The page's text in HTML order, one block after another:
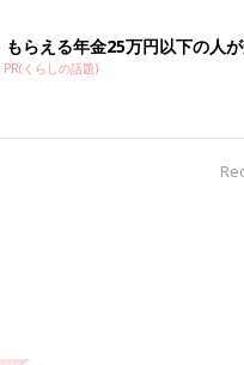
もらえる年金25万円以下の人
PR(くらしの話題)